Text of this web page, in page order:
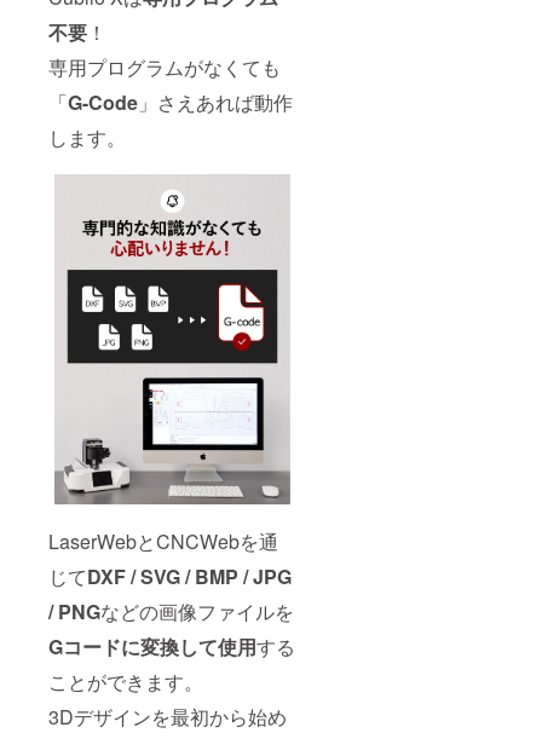
不要 ！
専用プログラムがなくても
「G-Code 」さえあれば動作
します。
LaserWebとCNCWebを通
じてDXF / SVG / BMP / JPG
/ PNGなどの画像ファイルを
Gコードに変換して使用する
ことができます。
3Dデザインを最初から始め